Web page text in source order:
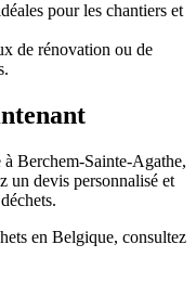
pour les chantiers et
de rénovation ou de
Berchem-Sainte-Agathe,
un devis personnalisé et
en Belgique, consultez